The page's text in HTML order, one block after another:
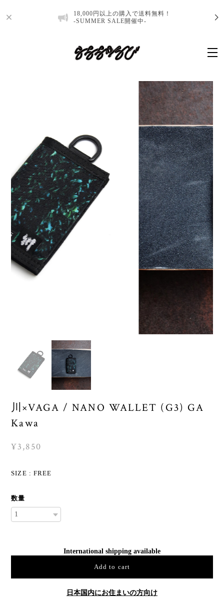
18,000円以上の購入で送料無料！
-SUMMER SALE開催中-
川×VAGA / NANO WALLET (G3) GA
Kawa
¥3,850
SIZE : FREE
数量
International shipping available
Add to cart
日本国内にお住まいの方向け